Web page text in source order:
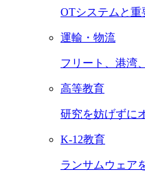
OTシステムと重
運輸・物流
フリート、港湾
高等教育
研究を妨げずに
K-12教育
ランサムウェア